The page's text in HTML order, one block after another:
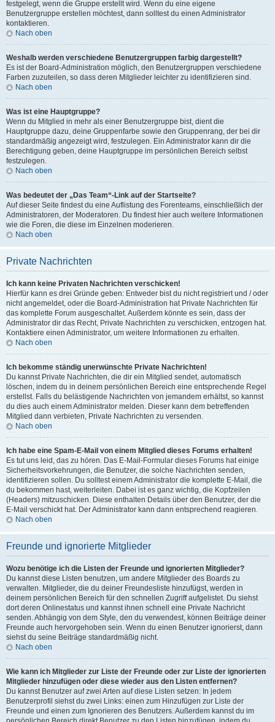
festgelegt, wenn die Gruppe erstellt wird. Wenn du eine eigene
Benutzergruppe erstellen möchtest, dann solltest du einen Administrator
kontaktieren.
Nach oben
Weshalb werden verschiedene Benutzergruppen farbig dargestellt?
Es ist der Board-Administration möglich, den Benutzergruppen verschiedene
Farben zuzuteilen, so dass deren Mitglieder leichter zu identifizieren sind.
Nach oben
Was ist eine Hauptgruppe?
Wenn du Mitglied in mehr als einer Benutzergruppe bist, dient die
Hauptgruppe dazu, deine Gruppenfarbe sowie den Gruppenrang, der bei dir
standardmäßig angezeigt wird, festzulegen. Ein Administrator kann dir die
Berechtigung geben, deine Hauptgruppe im persönlichen Bereich selbst
festzulegen.
Nach oben
Was bedeutet der „Das Team“-Link auf der Startseite?
Auf dieser Seite findest du eine Auflistung des Forenteams, einschließlich der
Administratoren, der Moderatoren. Du findest hier auch weitere Informationen
wie die Foren, die diese im Einzelnen moderieren.
Nach oben
Private Nachrichten
Ich kann keine Privaten Nachrichten verschicken!
Hierfür kann es drei Gründe geben: Entweder bist du nicht registriert und / oder
nicht angemeldet, oder die Board-Administration hat Private Nachrichten für
das komplette Forum ausgeschaltet. Außerdem könnte es sein, dass der
Administrator dir das Recht, Private Nachrichten zu verschicken, entzogen hat.
Kontaktiere einen Administrator, um weitere Informationen zu erhalten.
Nach oben
Ich bekomme ständig unerwünschte Private Nachrichten!
Du kannst Private Nachrichten, die dir ein Mitglied sendet, automatisch
löschen, indem du in deinem persönlichen Bereich eine entsprechende Regel
erstellst. Falls du belästigende Nachrichten von jemandem erhältst, so kannst
du dies auch einem Administrator melden. Dieser kann dem betreffenden
Mitglied dann verbieten, Private Nachrichten zu versenden.
Nach oben
Ich habe eine Spam-E-Mail von einem Mitglied dieses Forums erhalten!
Es tut uns leid, das zu hören. Das E-Mail-Formular dieses Forums hat einige
Sicherheitsvorkehrungen, die Benutzer, die solche Nachrichten senden,
identifizieren sollen. Du solltest einem Administrator die komplette E-Mail, die
du bekommen hast, weiterleiten. Dabei ist es ganz wichtig, die Kopfzeilen
(Headers) mitzuschicken. Diese enthalten Details über den Benutzer, der die
E-Mail verschickt hat. Der Administrator kann dann entsprechend reagieren.
Nach oben
Freunde und ignorierte Mitglieder
Wozu benötige ich die Listen der Freunde und ignorierten Mitglieder?
Du kannst diese Listen benutzen, um andere Mitglieder des Boards zu
verwalten. Mitglieder, die du deiner Freundesliste hinzufügst, werden in
deinem persönlichen Bereich für den schnellen Zugriff aufgelistet. Du siehst
dort deren Onlinestatus und kannst ihnen schnell eine Private Nachricht
senden. Abhängig von dem Style, den du verwendest, können Beiträge deiner
Freunde auch hervorgehoben sein. Wenn du einen Benutzer ignorierst, dann
siehst du seine Beiträge standardmäßig nicht.
Nach oben
Wie kann ich Mitglieder zur Liste der Freunde oder zur Liste der ignorierten
Mitglieder hinzufügen oder diese wieder aus den Listen entfernen?
Du kannst Benutzer auf zwei Arten auf diese Listen setzen: In jedem
Benutzerprofil siehst du zwei Links: einen zum Hinzufügen zur Liste der
Freunde und einen zum Ignorieren des Benutzers. Außerdem kannst du im